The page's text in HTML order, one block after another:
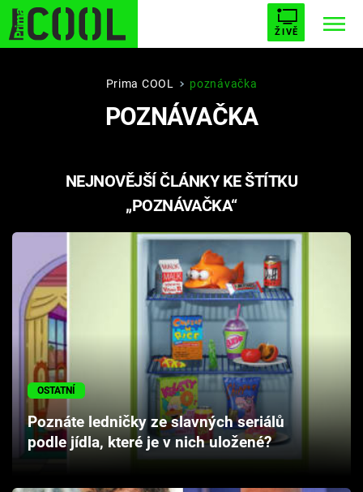
ŽIVĚ
STARHOUSE BUFFY, PŘEMOŽITELKA UPÍRŮ
PLNEJ KOTEL AVENGERS 5
Filmy
Seriály
Hry
Cool Esport
Pořady
Prima COOL poznávačka
POZNÁVAČKA
NEJNOVĚJŠÍ ČLÁNKY KE ŠTÍTKU
„POZNÁVAČKA“
OSTATNÍ
Poznáte ledničky ze slavných seriálů
podle jídla, které je v nich uložené?